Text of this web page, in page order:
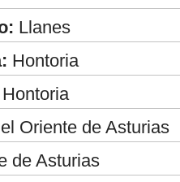
Llanes
Hontoria
Hontoria
Oriente de Asturias
de Asturias